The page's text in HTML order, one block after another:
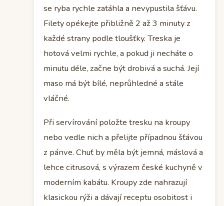
se ryba rychle zatáhla a nevypustila šťávu.
Filety opékejte přibližně 2 až 3 minuty z
každé strany podle tloušťky. Treska je
hotová velmi rychle, a pokud ji necháte o
minutu déle, začne být drobivá a suchá. Její
maso má být bílé, neprůhledné a stále
vláčné.
Při servírování položte tresku na kroupy
nebo vedle nich a přelijte případnou šťávou
z pánve. Chuť by měla být jemná, máslová a
lehce citrusová, s výrazem české kuchyně v
moderním kabátu. Kroupy zde nahrazují
klasickou rýži a dávají receptu osobitost i